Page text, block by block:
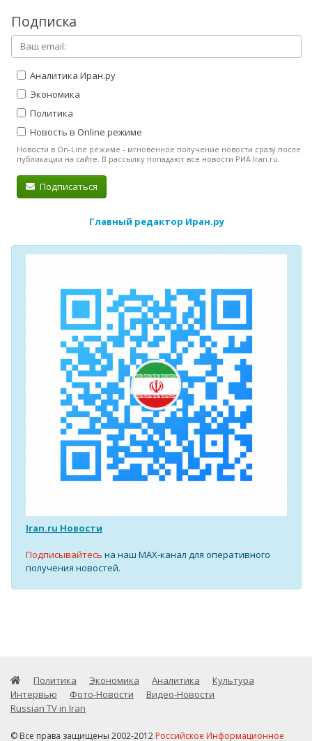
Подписка
Аналитика Иран.ру
Экономика
Политика
Новость в Online режиме
Новости в On-Line режиме - мгновенное получение новости сразу после
публикации на сайте. В рассылку попадают все новости РИА Iran.ru.
Подписаться
Главный редактор Иран.ру
Iran.ru Новости
Подписывайтесь на наш MAX-канал для оперативного
получения новостей.
Политика Экономика Аналитика
Культура
Интервью
Фото-Новости
Видео-Новости
Russian TV in Iran
© Все права защищены 2002-2012 Российское Информационное